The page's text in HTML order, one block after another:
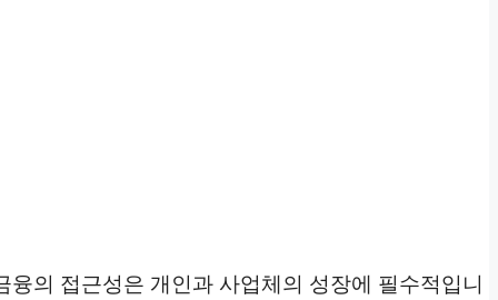
의 접근성은 개인과 사업체의 성장에 필수적입니